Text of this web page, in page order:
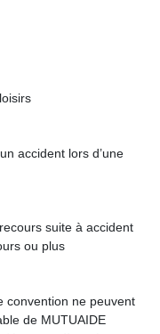
accident lors d’une
suite à accident
ou plus
convention ne peuvent
de MUTUAIDE